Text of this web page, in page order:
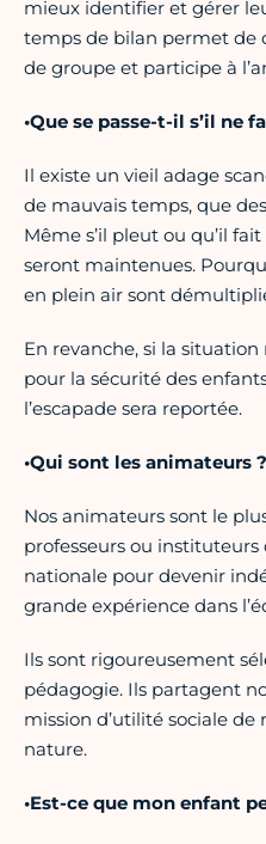
mieux identifier et gérer
temps de bilan permet de
de groupe et participe à
•Que se passe-t-il s’il ne
Il existe un vieil adage
de mauvais temps, que
Même s’il pleut ou qu’il
seront maintenues.
en plein air sont
En revanche, si la
pour la sécurité des
l’escapade sera reportée.
•Qui sont les animateurs ?
Nos animateurs sont le
professeurs ou
nationale pour devenir
grande expérience dans
Ils sont rigoureusement
pédagogie. Ils partagent
mission d’utilité sociale
nature.
•Est-ce que mon enfant